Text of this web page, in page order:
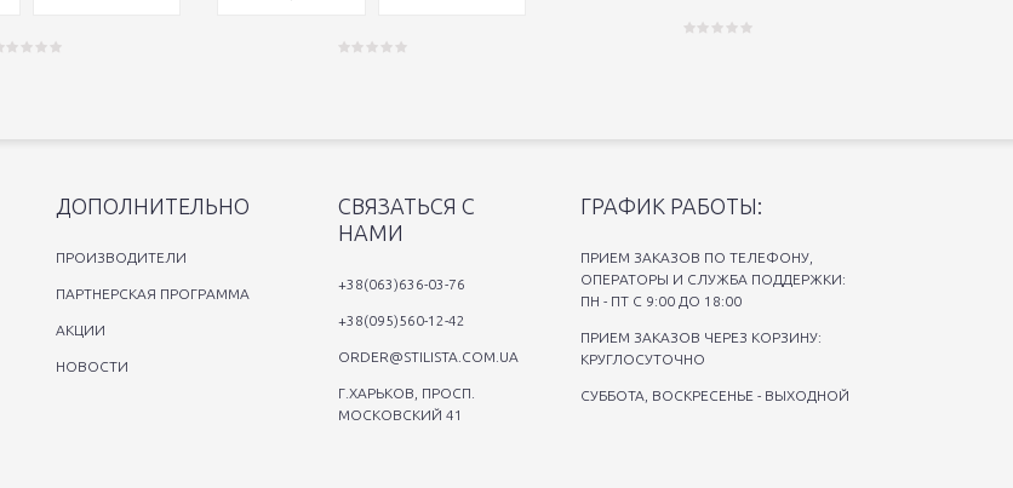
ДОПОЛНИТЕЛЬНО
ПРОИЗВОДИТЕЛИ
ПАРТНЕРСКАЯ ПРОГРАММА
АКЦИИ
НОВОСТИ
СВЯЗАТЬСЯ С
НАМИ
+38(063)636-03-76
+38(095)560-12-42
ORDER@STILISTA.COM.UA
Г.ХАРЬКОВ, ПРОСП.
МОСКОВСКИЙ 41
ГРАФИК РАБОТЫ:
ПРИЕМ ЗАКАЗОВ ПО ТЕЛЕФОНУ,
ОПЕРАТОРЫ И СЛУЖБА ПОДДЕРЖКИ:
ПН - ПТ С 9:00 ДО 18:00
ПРИЕМ ЗАКАЗОВ ЧЕРЕЗ КОРЗИНУ:
КРУГЛОСУТОЧНО
СУББОТА, ВОСКРЕСЕНЬЕ - ВЫХОДНОЙ